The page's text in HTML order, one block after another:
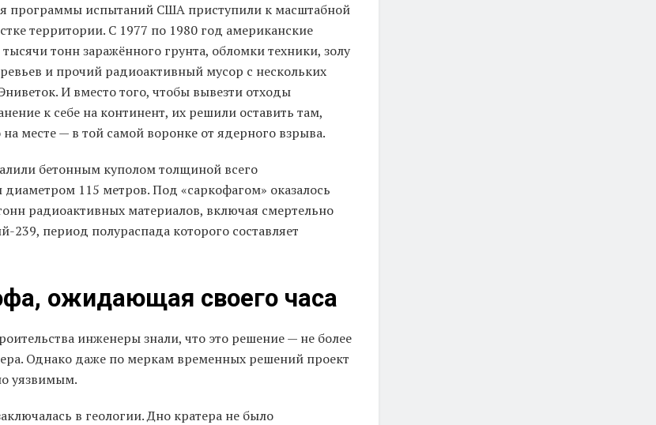
программы испытаний США приступили к масштабной
территории. С 1977 по 1980 год американские
тонн заражённого грунта, обломки техники, золу
и прочий радиоактивный мусор с нескольких
И вместо того, чтобы вывезти отходы
к себе на континент, их решили оставить там,
месте — в той самой воронке от ядерного взрыва.
бетонным куполом толщиной всего
диаметром 115 метров. Под «саркофагом» оказалось
радиоактивных материалов, включая смертельно
239, период полураспада которого составляет
ожидающая своего часа
инженеры знали, что это решение — не более
Однако даже по меркам временных решений проект
уязвимым.
в геологии. Дно кратера не было